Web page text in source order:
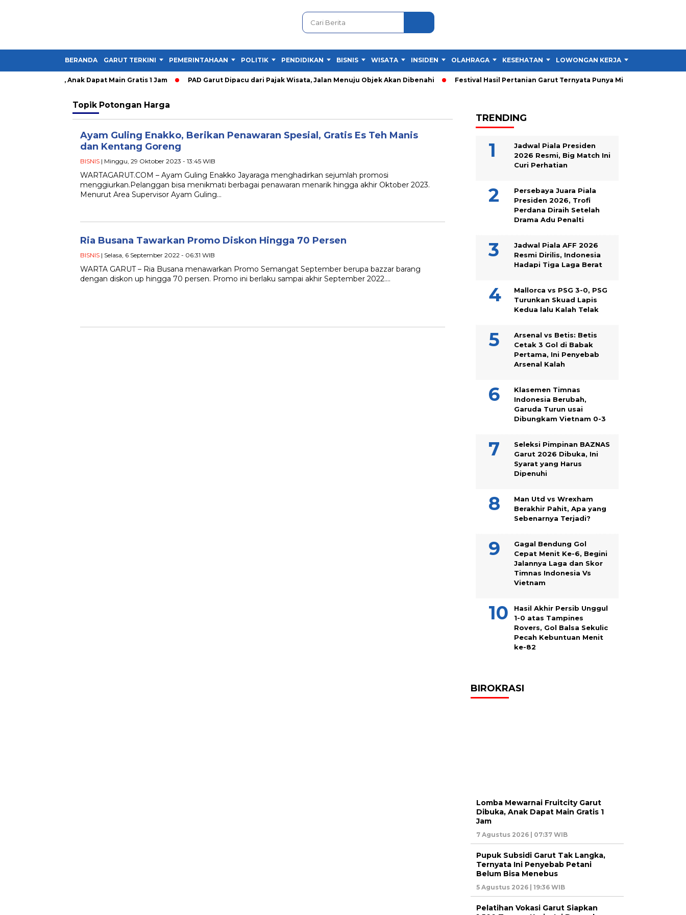
BERANDA GARUT TERKINI PEMERINTAHAAN POLITIK PENDIDIKAN BISNIS WISATA INSIDEN OLAHRAGA KESEHATAN LOWONGAN KERJA
Garut Dibuka, Anak Dapat Main Gratis 1 Jam PAD Garut Dipacu dari Pajak Wisata, Jalan Menuju Objek Akan Dibenahi Festival Hasil Pertanian Garut Ternyata Punya Misi Besar untuk Petani
Topik Potongan Harga
Ayam Guling Enakko, Berikan Penawaran Spesial, Gratis Es Teh Manis
dan Kentang Goreng
BISNIS | Minggu, 29 Oktober 2023 - 13:45 WIB
WARTAGARUT.COM – Ayam Guling Enakko Jayaraga menghadirkan sejumlah promosi
menggiurkan.Pelanggan bisa menikmati berbagai penawaran menarik hingga akhir Oktober 2023.
Menurut Area Supervisor Ayam Guling…
Ria Busana Tawarkan Promo Diskon Hingga 70 Persen
BISNIS | Selasa, 6 September 2022 - 06:31 WIB
WARTA GARUT – Ria Busana menawarkan Promo Semangat September berupa bazzar barang
dengan diskon up hingga 70 persen. Promo ini berlaku sampai akhir September 2022….
TRENDING
Jadwal Piala Presiden
2026 Resmi, Big Match Ini
Curi Perhatian
Persebaya Juara Piala
Presiden 2026, Trofi
Perdana Diraih Setelah
Drama Adu Penalti
Jadwal Piala AFF 2026
Resmi Dirilis, Indonesia
Hadapi Tiga Laga Berat
Mallorca vs PSG 3-0, PSG
Turunkan Skuad Lapis
Kedua lalu Kalah Telak
Arsenal vs Betis: Betis
Cetak 3 Gol di Babak
Pertama, Ini Penyebab
Arsenal Kalah
Klasemen Timnas
Indonesia Berubah,
Garuda Turun usai
Dibungkam Vietnam 0-3
Seleksi Pimpinan BAZNAS
Garut 2026 Dibuka, Ini
Syarat yang Harus
Dipenuhi
Man Utd vs Wrexham
Berakhir Pahit, Apa yang
Sebenarnya Terjadi?
Gagal Bendung Gol
Cepat Menit Ke-6, Begini
Jalannya Laga dan Skor
Timnas Indonesia Vs
Vietnam
Hasil Akhir Persib Unggul
1-0 atas Tampines
Rovers, Gol Balsa Sekulic
Pecah Kebuntuan Menit
ke-82
BIROKRASI
Lomba Mewarnai Fruitcity Garut
Dibuka, Anak Dapat Main Gratis 1
Jam
7 Agustus 2026 | 07:37 WIB
Pupuk Subsidi Garut Tak Langka,
Ternyata Ini Penyebab Petani
Belum Bisa Menebus
5 Agustus 2026 | 19:36 WIB
Pelatihan Vokasi Garut Siapkan